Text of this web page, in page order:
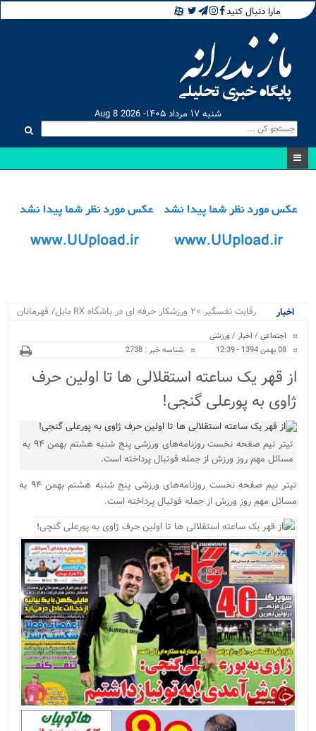
مارا دنبال کنید
شنبه ۱۷ مرداد ۱۴۰۵- Aug 8 2026
اخبار
رقابت نفسگیر ۲۰ ورزشکار حرفه ای در باشگاه RX بابل/ قهرمانان
اجتماعی / اخبار /ورزشی
08 بهمن 1394 - 12:39
شناسه خبر : 2738
از قهر یک ساعته استقلالی ها تا اولین حرف
ژاوی به پورعلی گنجی!
تیتر نیم صفحه نخست روزنامه‌های ورزشی پنج شنبه هشتم بهمن ۹۴ به
مسائل مهم روز ورزش از جمله فوتبال پرداخته است.
تیتر نیم صفحه نخست روزنامه‌های ورزشی پنج شنبه هشتم بهمن ۹۴ به
مسائل مهم روز ورزش از جمله فوتبال پرداخته است.